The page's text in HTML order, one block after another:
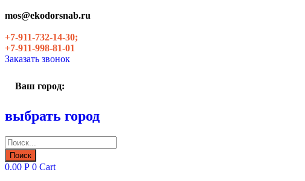
mos@ekodorsnab.ru
+7-911-732-14-30;
+7-911-998-81-01
Заказать звонок
Ваш город:
выбрать город
Поиск
товаров
Поиск
0.00 Р 0 Cart